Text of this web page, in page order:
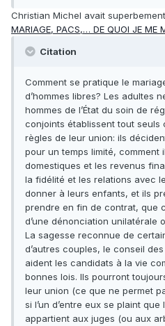
Christian Michel avait
MARIAGE, PACS,… DE QUOI JE ME
Citation
Comment se pratique le
d’hommes libres? Les adultes
hommes de l’État du soin de
conjoints établissent tout seuls
règles de leur union: ils
pour un temps limité, comment
domestiques et les revenus
la fidélité et les relations avec
donner à leurs enfants, et ils
prendre en fin de contrat, que
d’une dénonciation unilatérale
La sagesse reconnue de
d’autres couples, le conseil
aident les candidats à la vie
bonnes lois. Ils pourront
leur union (ce que ne permet
si l’un d’entre eux se plaint
appartient aux juges (ou aux